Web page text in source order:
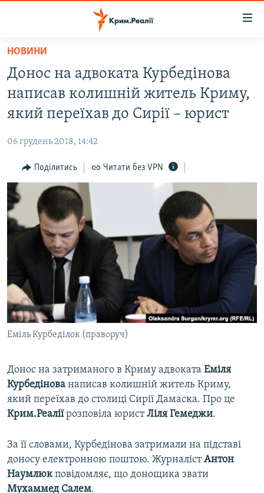
Перейти
основного
матеріалу
Перейти
до
основної
навігації
Перейти
до
пошуку
ВОДА.КРИМ
ВІДЕО ТА ФОТО
БЛОГИ
ПОГЛЯД
ІНТЕРВ'Ю
ВСЕ ЗА ДЕНЬ
СПЕЦПРОЕКТИ
ДЕПОРТАЦІЯ
ВІДЕОУРОКИ «ELIFBE»
СВІДЧЕННЯ ОКУПАЦІЇ
УКРАЇНСЬКА ПРОБЛЕМА КРИМУ
ІНФОГРАФІКА
ЯК ОБІЙТИ БЛОКУВАННЯ
Русский
Qırımtatar
ДОЛУЧАЙСЯ!
Усі сайти RFE/RL
НОВИНИ
Донос на адвоката Курбедінова
написав колишній житель Криму,
який переїхав до Сирії – юрист
06 грудень 2018, 14:42
Поділитись Читати без VPN
Еміль Курбеділок (праворуч)
Донос на затриманого в Криму адвоката Еміля
Курбедінова написав колишній житель Криму,
який переїхав до столиці Сирії Дамаска. Про це
Крим.Реаліїрозповіла юристЛіля Гемеджи.
За її словами, Курбедінова затримали на підставі
доносу електронною поштою. ЖурналістАнтон
Наумлюкповідомляє, що донощика звати
Мухаммед Салем.